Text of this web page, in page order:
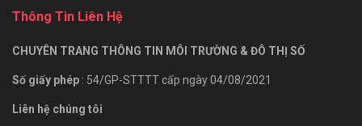
Thông Tin Liên Hệ
CHUYÊN TRANG THÔNG TIN MÔI TRƯỜNG & ĐÔ THỊ SỐ
Số giấy phép : 54/GP-STTTT cấp ngày 04/08/2021
Liên hệ chúng tôi